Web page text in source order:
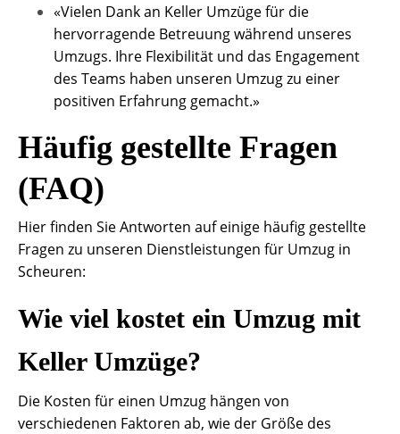
«Vielen Dank an Keller Umzüge für die
hervorragende Betreuung während unseres
Umzugs. Ihre Flexibilität und das Engagement
des Teams haben unseren Umzug zu einer
positiven Erfahrung gemacht.»
Häufig gestellte Fragen
(FAQ)
Hier finden Sie Antworten auf einige häufig gestellte
Fragen zu unseren Dienstleistungen für Umzug in
Scheuren:
Wie viel kostet ein Umzug mit
Keller Umzüge?
Die Kosten für einen Umzug hängen von
verschiedenen Faktoren ab, wie der Größe des